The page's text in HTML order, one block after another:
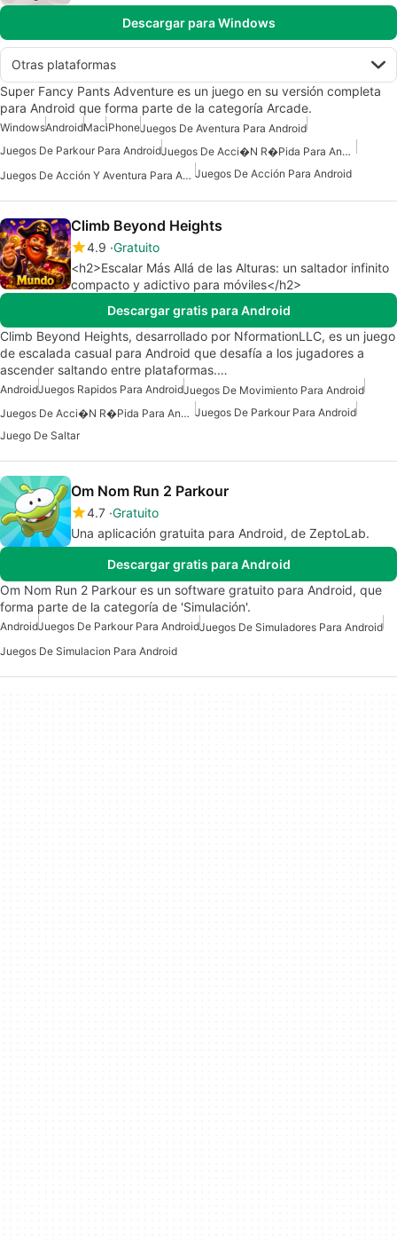
Descargar para Windows
Otras plataformas
Super Fancy Pants Adventure es un juego en su versión completa
para Android que forma parte de la categoría Arcade.
WindowsAndroidMaciPhoneJuegos De Aventura Para Android
Juegos De Parkour Para Android
Juegos De Acci�n R�pida Para Android
Juegos De Acción Y Aventura Para Android Juegos De Acción Para Android
Climb Beyond Heights
4.9 Gratuito
<h2>Escalar Más Allá de las Alturas: un saltador infinito
compacto y adictivo para móviles</h2>
Descargar gratis para Android
Climb Beyond Heights, desarrollado por NformationLLC, es un juego
de escalada casual para Android que desafía a los jugadores a
ascender saltando entre plataformas.…
AndroidJuegos Rapidos Para AndroidJuegos De Movimiento Para Android
Juegos De Acci�n R�pida Para Android Juegos De Parkour Para Android
Juego De Saltar
Om Nom Run 2 Parkour
4.7 Gratuito
Una aplicación gratuita para Android, de ZeptoLab.
Descargar gratis para Android
Om Nom Run 2 Parkour es un software gratuito para Android, que
forma parte de la categoría de 'Simulación'.
AndroidJuegos De Parkour Para AndroidJuegos De Simuladores Para Android
Juegos De Simulacion Para Android